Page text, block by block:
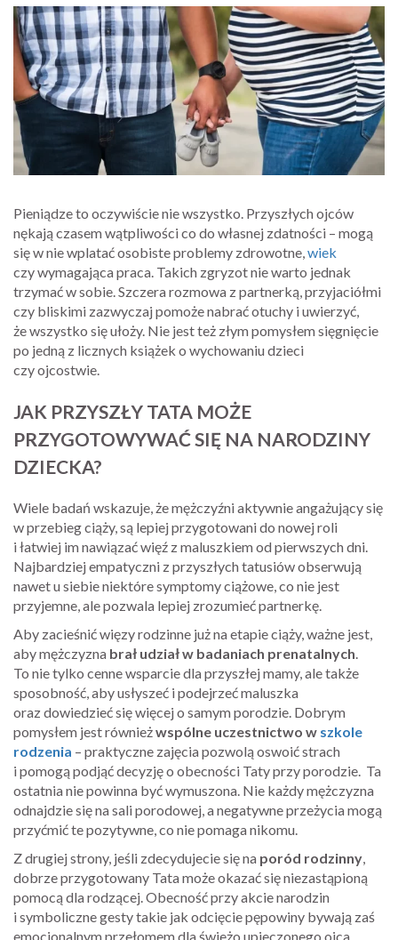
Pieniądze to oczywiście nie wszystko. Przyszłych ojców
nękają czasem wątpliwości co do własnej zdatności – mogą
się w nie wplatać osobiste problemy zdrowotne, wiek
czy wymagająca praca. Takich zgryzot nie warto jednak
trzymać w sobie. Szczera rozmowa z partnerką, przyjaciółmi
czy bliskimi zazwyczaj pomoże nabrać otuchy i uwierzyć,
że wszystko się ułoży. Nie jest też złym pomysłem sięgnięcie
po jedną z licznych książek o wychowaniu dzieci
czy ojcostwie.
JAK PRZYSZŁY TATA MOŻE
PRZYGOTOWYWAĆ SIĘ NA NARODZINY
DZIECKA?
Wiele badań wskazuje, że mężczyźni aktywnie angażujący się
w przebieg ciąży, są lepiej przygotowani do nowej roli
i łatwiej im nawiązać więź z maluszkiem od pierwszych dni.
Najbardziej empatyczni z przyszłych tatusiów obserwują
nawet u siebie niektóre symptomy ciążowe, co nie jest
przyjemne, ale pozwala lepiej zrozumieć partnerkę.
Aby zacieśnić więzy rodzinne już na etapie ciąży, ważne jest,
aby mężczyzna brał udział w badaniach prenatalnych
To nie tylko cenne wsparcie dla przyszłej mamy, ale także
sposobność, aby usłyszeć i podejrzeć maluszka
oraz dowiedzieć się więcej o samym porodzie. Dobrym
pomysłem jest równieżwspólne uczestnictwo w szkole
rodzenia – praktyczne zajęcia pozwolą oswoić strach
i pomogą podjąć decyzję o obecności Taty przy porodzie. Ta
ostatnia nie powinna być wymuszona. Nie każdy mężczyzna
odnajdzie się na sali porodowej, a negatywne przeżycia mogą
przyćmić te pozytywne, co nie pomaga nikomu.
Z drugiej strony, jeśli zdecydujecie się na poród rodzinny
dobrze przygotowany Tata może okazać się niezastąpioną
pomocą dla rodzącej. Obecność przy akcie narodzin
i symboliczne gesty takie jak odcięcie pępowiny bywają zaś
emocjonalnym przełomem dla świeżo upieczonego ojca.